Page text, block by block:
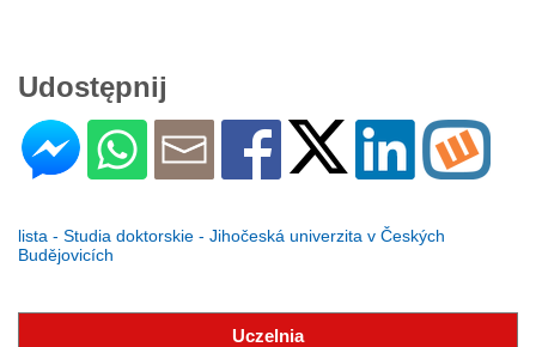
Udostępnij
lista - Studia doktorskie - Jihočeská univerzita v Českých
Budějovicích
Uczelnia